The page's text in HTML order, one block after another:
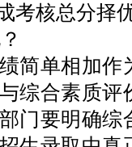
考核总分择
简单相加
综合素质
门要明确